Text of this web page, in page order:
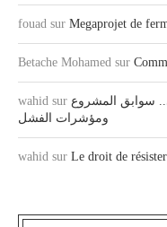
fouad sur Megaprojet de
Betache Mohamed sur
wahid sur سوابق المشروع
ومؤشرات الفشل
wahid sur Le droit de